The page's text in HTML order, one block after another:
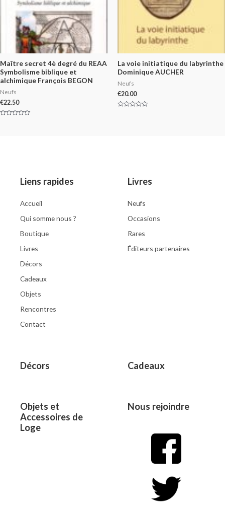
Maître secret 4è degré du REAA
Symbolisme biblique et
alchimique François BEGON
Neufs
€22.50
La voie initiatique du labyrinthe
Dominique AUCHER
Neufs
€20.00
Liens rapides
Accueil
Qui somme nous ?
Boutique
Livres
Décors
Cadeaux
Objets
Rencontres
Contact
Livres
Neufs
Occasions
Rares
Éditeurs partenaires
Décors Cadeaux
Objets et
Accessoires de
Loge
Nous rejoindre